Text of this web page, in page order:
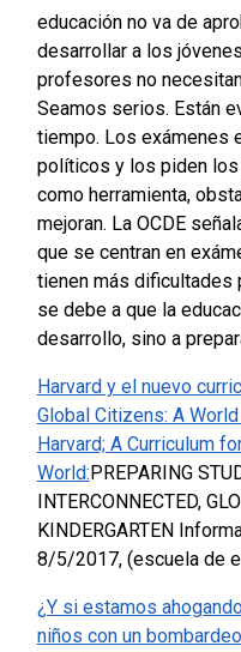
educación no va de
desarrollar a los
profesores no
Seamos serios. Están
tiempo. Los exámenes
políticos y los piden los
como herramienta,
mejoran. La OCDE
que se centran en
tienen más dificultades
se debe a que la
desarrollo, sino a
Harvard y el nuevo
Global Citizens: A
Harvard; A Curriculum
World:PREPARING
INTERCONNECTED,
KINDERGARTEN
8/5/2017, (escuela de
¿Y si estamos
niños con un